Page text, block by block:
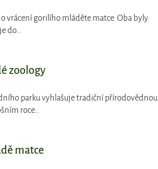
vrácení gorilího mláděte matce. Oba byly
do…
zoology
parku vyhlašuje tradiční přírodovědnou
roce…
matce